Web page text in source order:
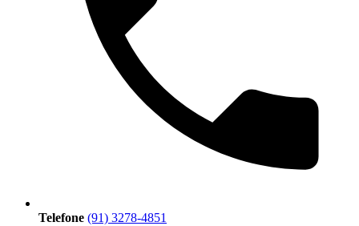
Telefone (91) 3278-4851